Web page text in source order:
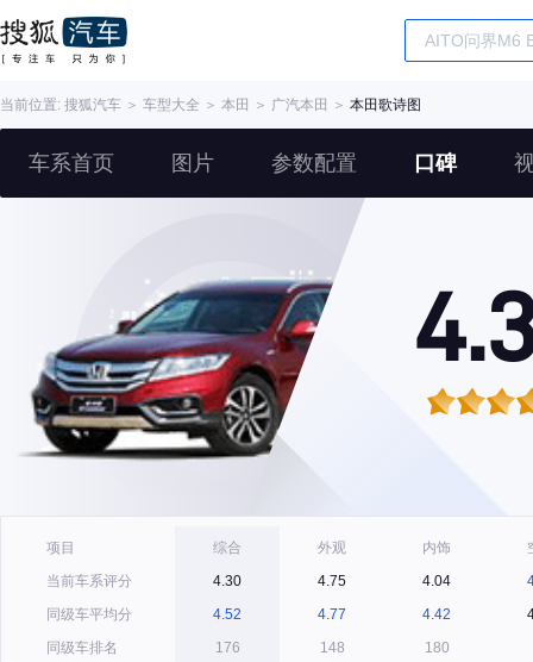
当前位置: 搜狐汽车 ＞ 车型大全 ＞ 本田 ＞ 广汽本田 ＞ 本田歌诗图
车系首页 图片 参数配置 口碑
项目
当前车系评分
同级车平均分
同级车排名
综合
4.30
4.52
176
外观
4.75
4.77
148
内饰
4.04
4.42
180